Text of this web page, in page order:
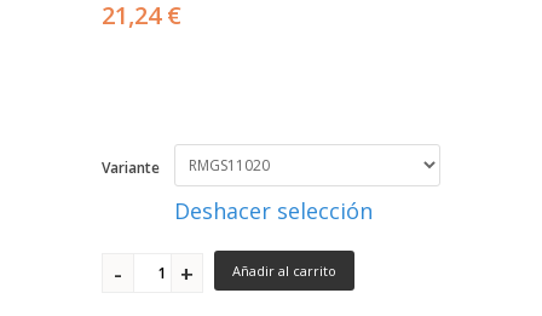
21,24 €
Variante
Deshacer selección
Añadir al carrito